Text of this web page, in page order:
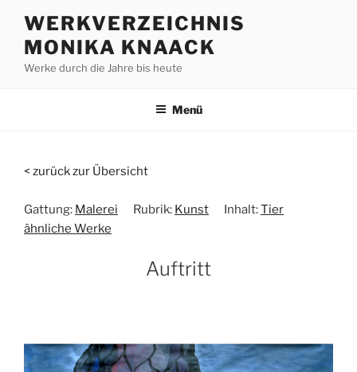
Inhalt
springen
WERKVERZEICHNIS
MONIKA KNAACK
Werke durch die Jahre bis heute
Menü
< zurück zur Übersicht
Gattung: Malerei Rubrik: Kunst Inhalt:Tier
ähnliche Werke
Auftritt